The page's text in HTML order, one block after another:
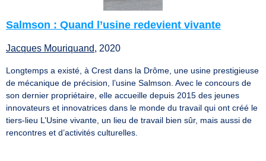
Salmson : Quand l’usine redevient vivante
Jacques Mouriquand, 2020
Longtemps a existé, à Crest dans la Drôme, une usine prestigieuse
de mécanique de précision, l’usine Salmson. Avec le concours de
son dernier propriétaire, elle accueille depuis 2015 des jeunes
innovateurs et innovatrices dans le monde du travail qui ont créé le
tiers-lieu L’Usine vivante, un lieu de travail bien sûr, mais aussi de
rencontres et d’activités culturelles.